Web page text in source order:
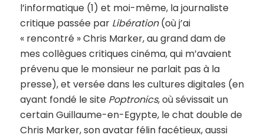
l’informatique (1) et moi-même, la journaliste
critique passée par Libération(où j’ai
« rencontré » Chris Marker, au grand dam de
mes collègues critiques cinéma, qui m’avaient
prévenu que le monsieur ne parlait pas à la
presse), et versée dans les cultures digitales (en
ayant fondé le site Poptronics, où sévissait un
certain Guillaume-en-Egypte, le chat double de
Chris Marker, son avatar félin facétieux, aussi